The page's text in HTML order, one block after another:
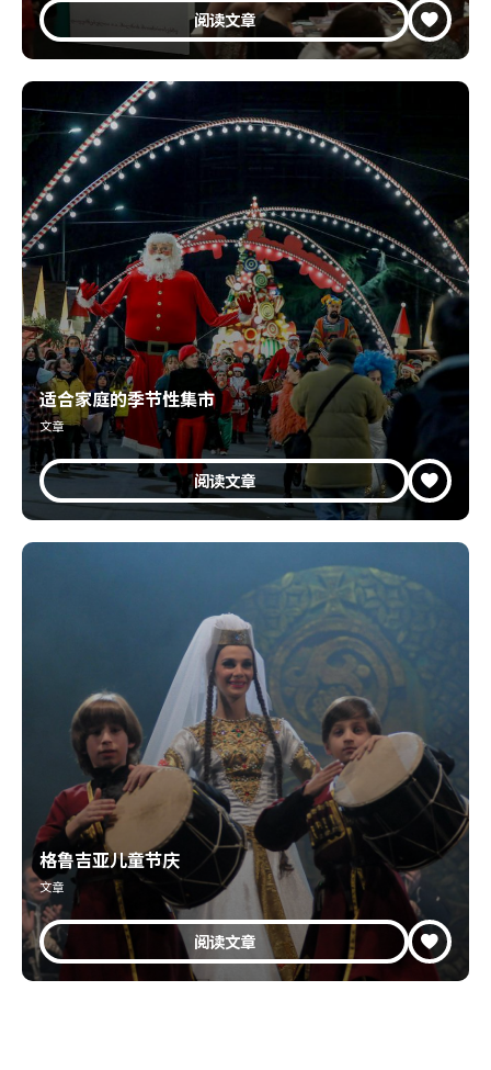
阅读文章
适合家庭的季节性集市
文章
阅读文章
格鲁吉亚儿童节庆
文章
阅读文章